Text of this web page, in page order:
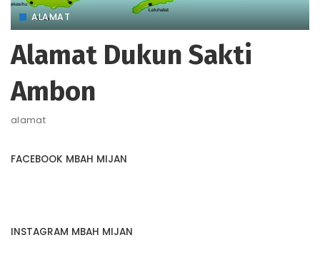
ALAMAT
Alamat Dukun Sakti
Ambon
alamat
FACEBOOK MBAH MIJAN
INSTAGRAM MBAH MIJAN